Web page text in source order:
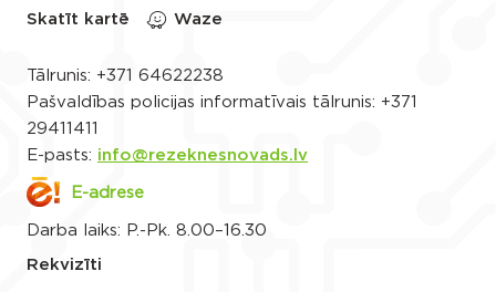
Skatīt kartē
Waze
Tālrunis: +371 64622238
Pašvaldības policijas informatīvais tālrunis: +371
29411411
E-pasts: info@rezeknesnovads.lv
E-adrese
Darba laiks: P.-Pk. 8.00–16.30
Rekvizīti